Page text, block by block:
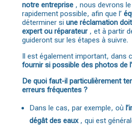
notre entreprise, nous devrons le
rapidement possible, afin que l’
déterminer si une réclamation
expert ou réparateur, et à partir
guideront sur les étapes à suivre.
Il est également important, dans
fournir si possible des photos de
De quoi faut-il particulièrement
erreurs fréquentes ?
Dans le cas, par exemple, où
dégât des eaux, qui est